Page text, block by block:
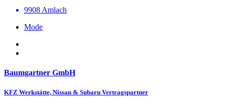
9908 Amlach
Mode
Baumgartner GmbH
KFZ Werkstätte, Nissan & Subaru Vertragspartner